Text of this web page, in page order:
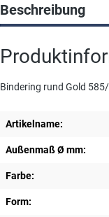
Beschreibung
Bindering rund Gold
Artikelname:
Außenmaß Ø mm:
Farbe:
Form: